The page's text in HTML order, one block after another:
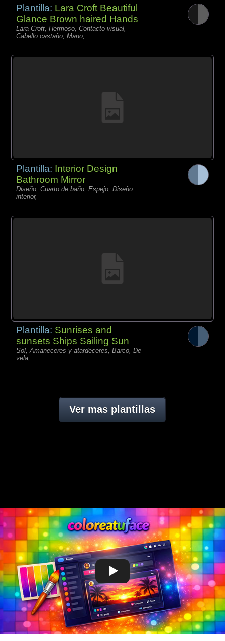
Plantilla: Lara Croft Beautiful
Glance Brown haired Hands
Lara Croft, Hermoso, Contacto visual,
Cabello castaño, Mano,
Plantilla: Interior Design
Bathroom Mirror
Diseño, Cuarto de baño, Espejo, Diseño
interior,
Plantilla: Sunrises and
sunsets Ships Sailing Sun
Sol, Amaneceres y atardeceres, Barco, De
vela,
Ver mas plantillas